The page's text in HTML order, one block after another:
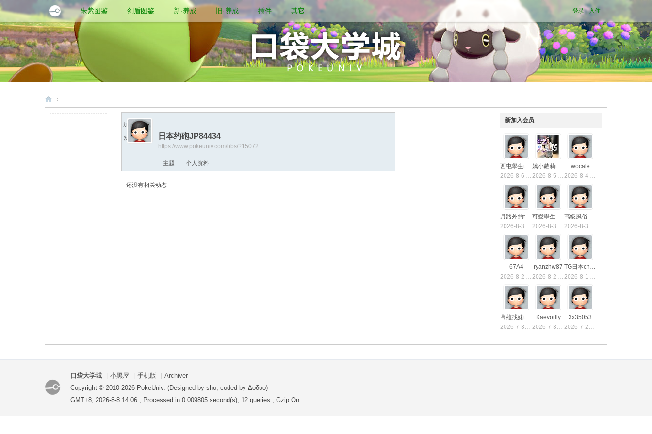
朱紫图鉴 剑盾图鉴 新·养成 旧·养成 插件 其它 登录 入住
新加入会员
西屯學生tg9894
2026-8-6 17:23
嬌小蘿莉tg9894
2026-8-5 22:27
wocale
2026-8-4 14:09
月路外約tw26y
2026-8-3 21:22
可愛學生瀨c8672
2026-8-3 21:07
高級風俗知遇宛
2026-8-3 20:18
67A4
2026-8-2 19:41
ryanzhw87
2026-8-2 15:30
TG日本chu8699
2026-8-1 21:38
高雄找妹tg9894
2026-7-31 22:23
Kaevorlly
2026-7-30 16:33
3x35053
2026-7-29 22:01
加为好友
发送消息
日本约砲JP84434
https://www.pokeuniv.com/bbs/?15072
主题 个人资料
还没有相关动态
口袋大学城 小黑屋 手机版
Archiver
Copyright © 2010-2026 PokeUniv. (Designed by sho, coded by Δοδύο)
GMT+8, 2026-8-8 14:06 , Processed in 0.009805 second(s), 12 queries , Gzip On.